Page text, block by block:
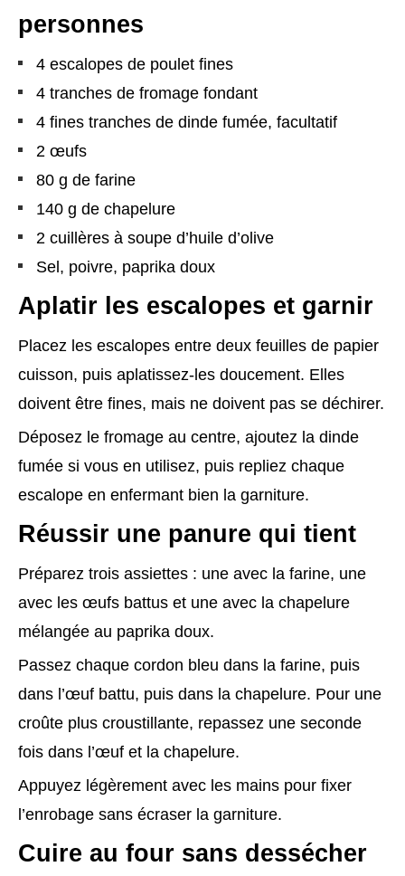
personnes
4 escalopes de poulet fines
4 tranches de fromage fondant
4 fines tranches de dinde fumée, facultatif
2 œufs
80 g de farine
140 g de chapelure
2 cuillères à soupe d’huile d’olive
Sel, poivre, paprika doux
Aplatir les escalopes et garnir
Placez les escalopes entre deux feuilles de papier
cuisson, puis aplatissez-les doucement. Elles
doivent être fines, mais ne doivent pas se déchirer.
Déposez le fromage au centre, ajoutez la dinde
fumée si vous en utilisez, puis repliez chaque
escalope en enfermant bien la garniture.
Réussir une panure qui tient
Préparez trois assiettes : une avec la farine, une
avec les œufs battus et une avec la chapelure
mélangée au paprika doux.
Passez chaque cordon bleu dans la farine, puis
dans l’œuf battu, puis dans la chapelure. Pour une
croûte plus croustillante, repassez une seconde
fois dans l’œuf et la chapelure.
Appuyez légèrement avec les mains pour fixer
l’enrobage sans écraser la garniture.
Cuire au four sans dessécher